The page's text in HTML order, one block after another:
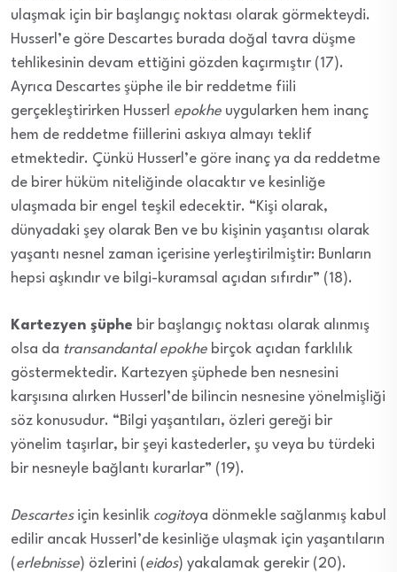
ulaşmak için bir başlangıç noktası olarak görmekteydi.
Husserl’e göre Descartes burada doğal tavra düşme
tehlikesinin devam ettiğini gözden kaçırmıştır (17).
Ayrıca Descartes şüphe ile bir reddetme fiili
gerçekleştirirken Husserl epokhe uygularken hem inanç
hem de reddetme fiillerini askıya almayı teklif
etmektedir. Çünkü Husserl’e göre inanç ya da reddetme
de birer hüküm niteliğinde olacaktır ve kesinliğe
ulaşmada bir engel teşkil edecektir. “Kişi olarak,
dünyadaki şey olarak Ben ve bu kişinin yaşantısı olarak
yaşantı nesnel zaman içerisine yerleştirilmiştir: Bunların
hepsi aşkındır ve bilgi-kuramsal açıdan sıfırdır” (18).
Kartezyen şüphe bir başlangıç noktası olarak alınmış
olsa da transandantal epokhe birçok açıdan farklılık
göstermektedir. Kartezyen şüphede ben nesnesini
karşısına alırken Husserl’de bilincin nesnesine yönelmişliği
söz konusudur. “Bilgi yaşantıları, özleri gereği bir
yönelim taşırlar, bir şeyi kastederler, şu veya bu türdeki
bir nesneyle bağlantı kurarlar” (19).
Descartesiçin kesinlik cogitoya dönmekle sağlanmış kabul
edilir ancak Husserl’de kesinliğe ulaşmak için yaşantıların
(erlebnisse) özlerini (eidos) yakalamak gerekir (20).